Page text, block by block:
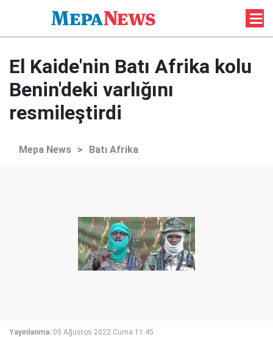
El Kaide'nin Batı Afrika kolu
Benin'deki varlığını
resmileştirdi
Mepa News > Batı Afrika
Yayınlanma: 05 Ağustos 2022 Cuma 11:45